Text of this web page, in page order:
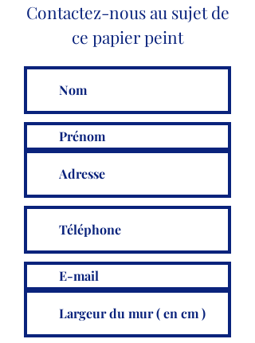
Contactez-nous au sujet de
ce papier peint